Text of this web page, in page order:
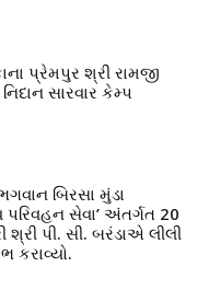
પ્રેમપુર શ્રી રામજી
સારવાર કેમ્પ
બિરસા મુંડા
સેવા’ અંતર્ગત 20
શ્રી પી. સી. બરંડાએ લીલી
કરાવ્યો.